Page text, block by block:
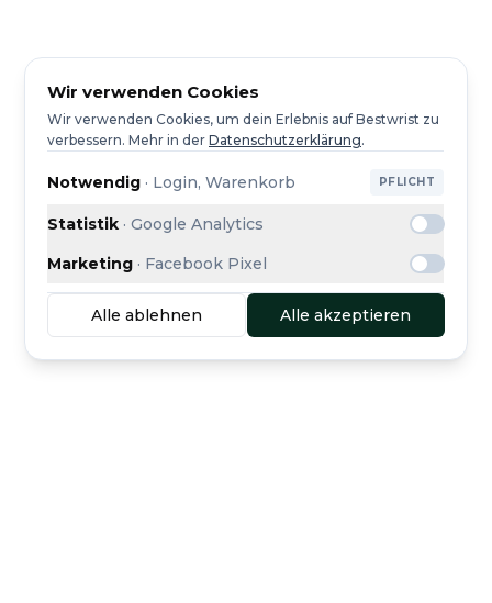
Wir verwenden Cookies
Wir verwenden Cookies, um dein Erlebnis auf Bestwrist zu
verbessern. Mehr in der Datenschutzerklärung.
Notwendig · Login, Warenkorb PFLICHT
Statistik ·Google Analytics
Marketing · Facebook Pixel
Alle ablehnen Alle akzeptieren